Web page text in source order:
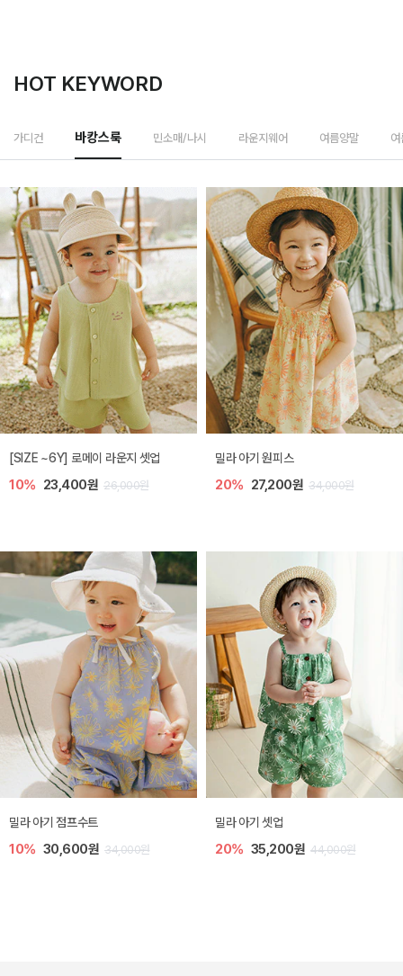
HOT KEYWORD
가디건 바캉스룩 민소매/나시 라운지웨어 여름양말
엘리오 아기 블라우스
20% 21,600원 27,000원
엘로디 니트 아기 뷔스티에
20% 21,600원 27,000원
토닉 아기 민소매 티셔츠
20% 11,200원 14,000원
베티 니트 아기 민소매 티셔츠
10% 24,300원 27,000원